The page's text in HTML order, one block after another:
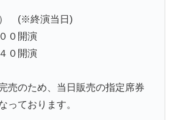
） (※終演当日)
０開演
０開演
売のため、当日販売の指定席券
っております。